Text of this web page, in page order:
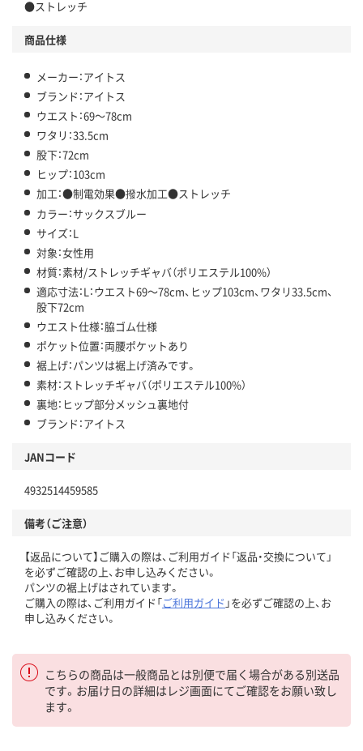
●ストレッチ
商品仕様
メーカー：アイトス
ブランド：アイトス
ウエスト：69～78cm
ワタリ：33.5cm
股下：72cm
ヒップ：103cm
加工：●制電効果●撥水加工●ストレッチ
カラー：サックスブルー
サイズ：L
対象：女性用
材質：素材/ストレッチギャバ（ポリエステル100%）
適応寸法：L：ウエスト69～78cm、ヒップ103cm、ワタリ33.5cm、
股下72cm
ウエスト仕様：脇ゴム仕様
ポケット位置：両腰ポケットあり
裾上げ：パンツは裾上げ済みです。
素材：ストレッチギャバ（ポリエステル100%）
裏地：ヒップ部分メッシュ裏地付
ブランド：アイトス
JANコード
4932514459585
備考（ご注意）
【返品について】ご購入の際は、ご利用ガイド「返品・交換について」
を必ずご確認の上、お申し込みください。
パンツの裾上げはされています。
ご購入の際は、ご利用ガイド「ご利用ガイド 」を必ずご確認の上、お
申し込みください。
こちらの商品は一般商品とは別便で届く場合がある別送品
です。お届け日の詳細はレジ画面にてご確認をお願い致し
ます。